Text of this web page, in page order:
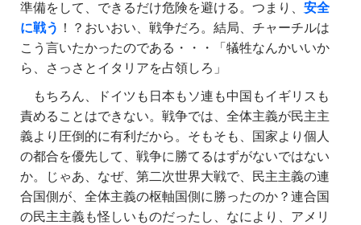
準備をして、できるだけ危険を避ける。つまり、 安全
に戦う ！？おいおい、戦争だろ。結局、チャーチルは
こう言いたかったのである・・・「犠牲なんかいいか
ら、さっさとイタリアを占領しろ」
もちろん、ドイツも日本もソ連も中国もイギリスも
責めることはできない。戦争では、全体主義が民主主
義より圧倒的に有利だから。そもそも、国家より個人
の都合を優先して、戦争に勝てるはずがないではない
か。じゃあ、なぜ、第二次世界大戦で、民主主義の連
合国側が、全体主義の枢軸国側に勝ったのか？連合国
の民主主義も怪しいものだったし、なにより、アメリ